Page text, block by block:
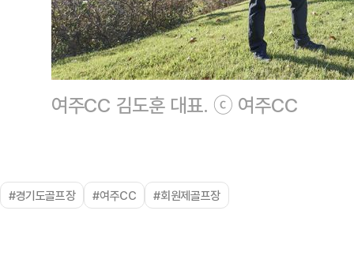
여주CC 김도훈 대표. ⓒ 여주CC
#경기도골프장 #여주CC #회원제골프장